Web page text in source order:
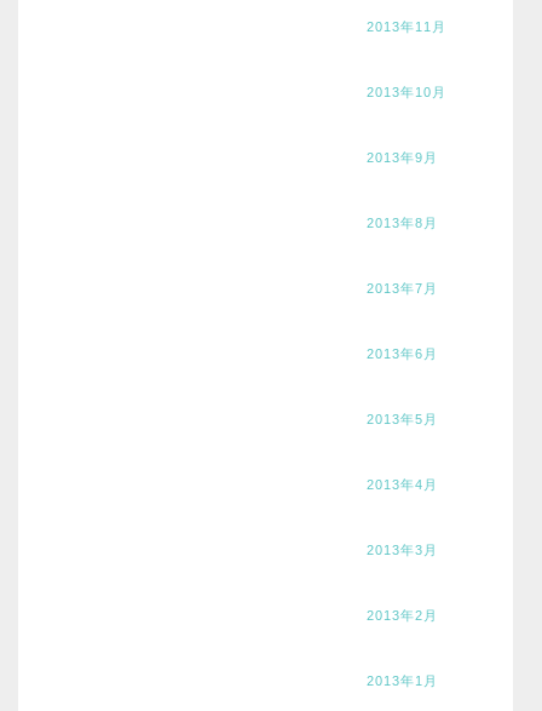
2013年11月
2013年10月
2013年9月
2013年8月
2013年7月
2013年6月
2013年5月
2013年4月
2013年3月
2013年2月
2013年1月